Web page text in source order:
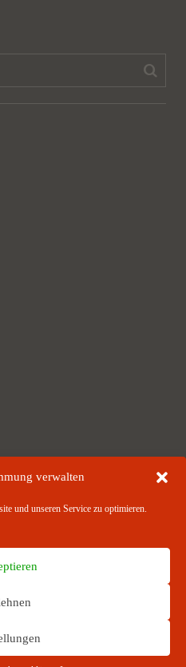
verwalten
und unseren Service zu optimieren.
· Stuttgart ·
­· Weimar · Dresden